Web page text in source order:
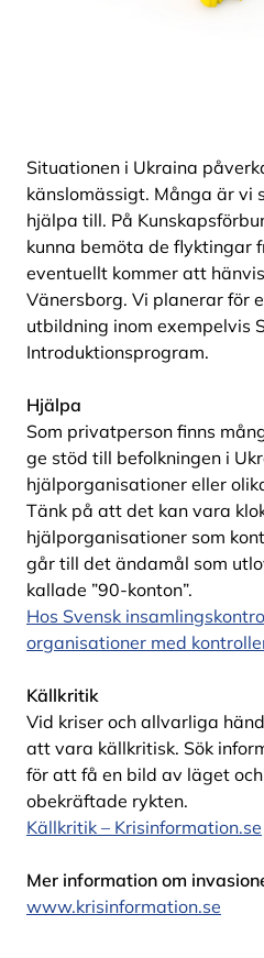
Situationen i Ukraina
känslomässigt. Många är vi
hjälpa till. På
kunna bemöta de flyktingar
eventuellt kommer att
Vänersborg. Vi planerar för
utbildning inom exempelvis
Introduktionsprogram.
Hjälpa
Som privatperson finns
ge stöd till befolkningen i
hjälporganisationer eller
Tänk på att det kan vara
hjälporganisationer som
går till det ändamål som
kallade ”90-konton”.
Hos Svensk
organisationer med
Källkritik
Vid kriser och allvarliga
att vara källkritisk. Sök
för att få en bild av läget
obekräftade rykten.
Källkritik – Krisinformation.se
Mer information om
www.krisinformation.se